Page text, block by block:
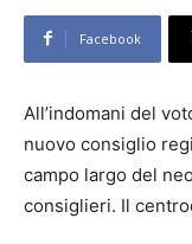
Facebook
All’indomani del
nuovo consiglio
campo largo del
consiglieri. Il